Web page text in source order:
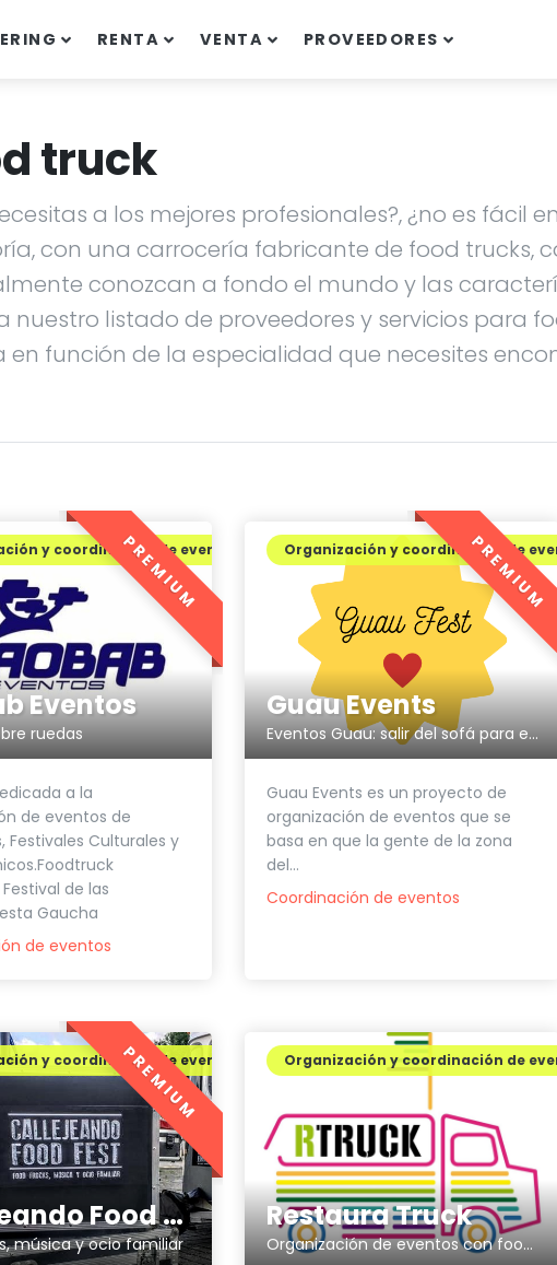
RENTA VENTA PROVEEDORES
truck
a los mejores profesionales?, ¿no es fácil
con una carrocería fabricante de food trucks,
conozcan a fondo el mundo y las
nuestro listado de proveedores y servicios para
función de la especialidad que necesites
Eventos
ruedas
y coordinación de eventos
a la
de eventos de
Festivales Culturales y
de las
Gaucha
de eventos
PREMIUM
Guau Events
Eventos Guau: salir del sofá para entrar en el momento
Organización y coordinación de
Guau Events es un proyecto de
organización de eventos que se
basa en que la gente de la zona
del...
Coordinación de eventos
PREMIUM
Callejeando Food Fest
música y ocio familiar
y coordinación de eventos
PREMIUM
Restaura Truck
Organización de eventos con food trucks
Organización y coordinación de